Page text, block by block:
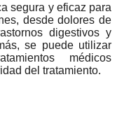
segura y eficaz para
desde dolores de
digestivos y
se puede utilizar
médicos
del tratamiento.